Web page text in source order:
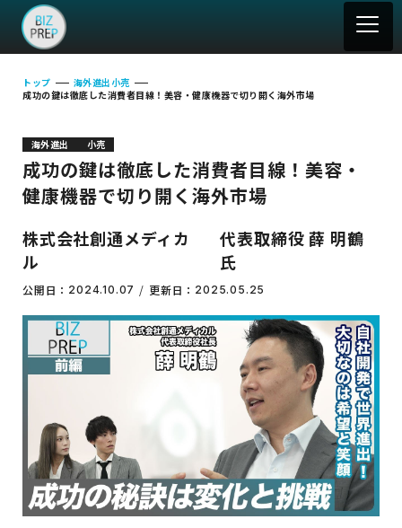
トップ 海外進出 小売
成功の鍵は徹底した消費者目線！美容・健康機器で切り開く海外市場
海外進出 小売
成功の鍵は徹底した消費者目線！美容・
健康機器で切り開く海外市場
株式会社創通メディカ
ル
代表取締役 薛 明鶴
氏
公開日： 2024.10.07 更新日： 2025.05.25